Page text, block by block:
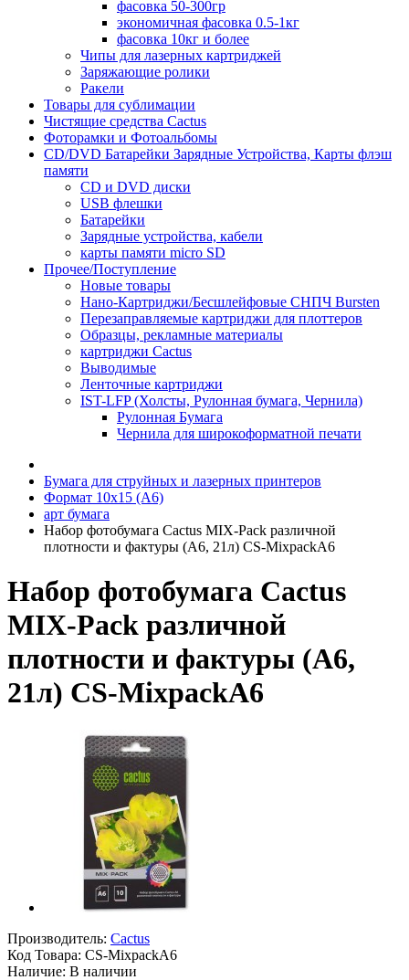
фасовка 50-300гр
экономичная фасовка 0.5-1кг
фасовка 10кг и более
Чипы для лазерных картриджей
Заряжающие ролики
Ракели
Товары для сублимации
Чистящие средства Cactus
Фоторамки и Фотоальбомы
CD/DVD Батарейки Зарядные Устройства, Карты флэш
памяти
CD и DVD диски
USB флешки
Батарейки
Зарядные устройства, кабели
карты памяти micro SD
Прочее/Поступление
Новые товары
Нано-Картриджи/Бесшлейфовые СНПЧ Bursten
Перезаправляемые картриджи для плоттеров
Образцы, рекламные материалы
картриджи Cactus
Выводимые
Ленточные картриджи
IST-LFP (Холсты, Рулонная бумага, Чернила)
Рулонная Бумага
Чернила для широкоформатной печати
Бумага для струйных и лазерных принтеров
Формат 10х15 (A6)
арт бумага
Набор фотобумага Cactus MIX-Pack различной
плотности и фактуры (A6, 21л) CS-MixpackA6
Набор фотобумага Cactus
MIX-Pack различной
плотности и фактуры (A6,
21л) CS-MixpackA6
Производитель: Cactus
Код Товара: CS-MixpackA6
Наличие: В наличии